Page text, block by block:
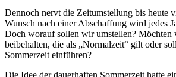
Dennoch nervt die Zeitumstellung bis heute
Wunsch nach einer Abschaffung wird jedes
Doch worauf sollen wir umstellen? Möchten
beibehalten, die als „Normalzeit“ gilt oder
Sommerzeit einführen?
Die Idee der dauerhaften Sommerzeit hatte